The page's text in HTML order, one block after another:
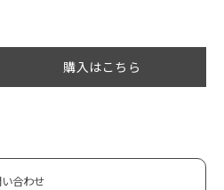
購入はこちら
合わせ